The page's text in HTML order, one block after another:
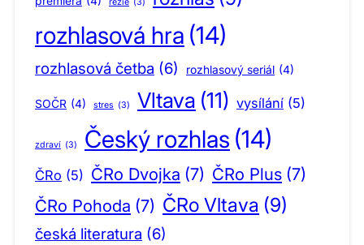
rozhlasová hra (14)
rozhlasová četba (6) rozhlasový seriál (4)
SOČR (4) stres (3) Vltava (11) vysílání (5)
zdraví (3) Český rozhlas (14)
ČRo (5) ČRo Dvojka (7) ČRo Plus (7)
ČRo Pohoda (7) ČRo Vltava (9)
česká literatura (6)